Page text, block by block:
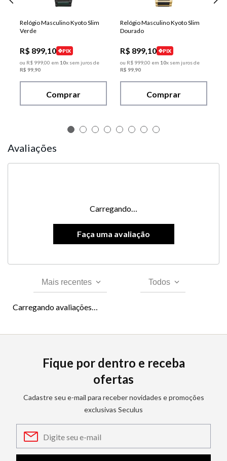
Relógio Masculino Kyoto Slim
Verde
R$ 899,10
PIX
ou R$ 99900 em 10x sem juros de
R$ 99 90
Comprar
Relógio Masculino Kyoto Slim
Dourado
R$ 899,10
PIX
ou R$ 99900 em 10x sem juros de
R$ 99 90
Comprar
Avaliações
Carregando…
Mais recentes Todos
Carregando avaliações…
Fique por dentro e receba
ofertas
Cadastre seu e-mail para receber novidades e promoções
exclusivas Seculus